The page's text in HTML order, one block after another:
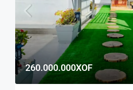
260.000.000XOF